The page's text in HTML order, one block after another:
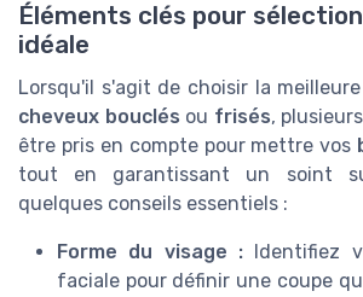
Éléments clés pour
idéale
Lorsqu'il s'agit de choisir la
cheveux bouclés ou frisés,
être pris en compte pour mettre vos
tout en garantissant un soint
quelques conseils essentiels :
Forme du visage : Identifiez
faciale pour définir une coupe